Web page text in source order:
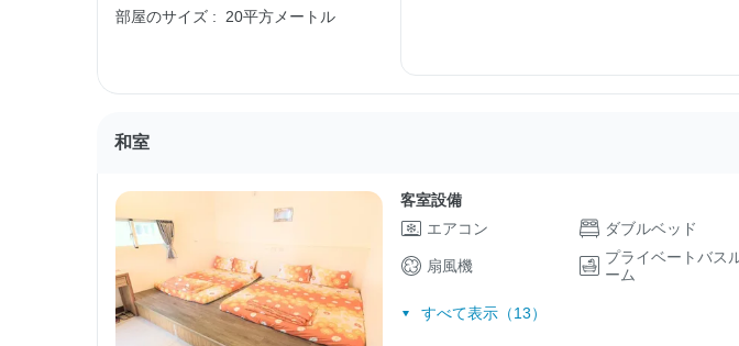
部屋のサイズ :
20平方メートル
和室
客室設備
エアコン
ダブルベッド
扇風機
プライベートバス
ーム
すべて表示（13）